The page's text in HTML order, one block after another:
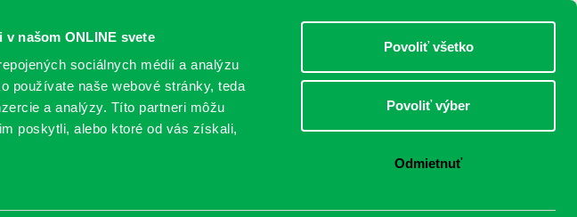
našom ONLINE svete
sociálnych médií a analýzu
používate naše webové stránky, teda
a analýzy. Títo partneri môžu
poskytli, alebo ktoré od vás získali,
Povoliť všetko
Povoliť výber
Odmietnuť
DOSPELÍ
POBOČKY O KNIŽNICI